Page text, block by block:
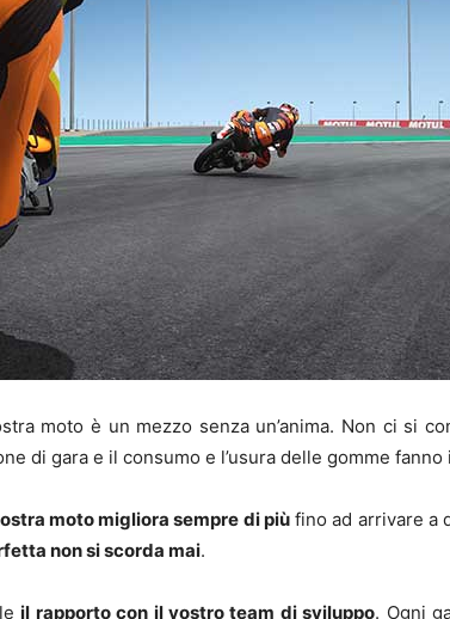
moto è un mezzo senza un’anima. Non ci si
di gara e il consumo e l’usura delle gomme fanno
moto migliora sempre di piùfino ad arrivare a
non si scorda mai.
il rapporto con il vostro team di sviluppo. Ogni